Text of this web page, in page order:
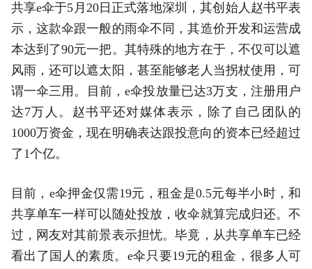
共享e伞于5月20日正式落地深圳，其创始人赵书平表
示，这款伞跟一般的雨伞不同，其造价开发和运营成
本达到了90元一把。其特殊的地方在于，不仅可以遮
风雨，还可以遮太阳，甚至能够老人当拐杖使用，可
谓一伞三用。目前，e伞投放量已达3万支，注册用户
达7万人。赵书平还对媒体表示，除了自己团队的
1000万资金，现在明确表达跟投意向的资本已经超过
了1个亿。
目前，e伞押金仅需19元，租金是0.5元每半小时，和
共享单车一样可以随处投放，收伞就算完成归还。不
过，网友对其前景表示担忧。毕竟，从共享单车已经
看出了国人的素质。e伞只要19元的租金，很多人可